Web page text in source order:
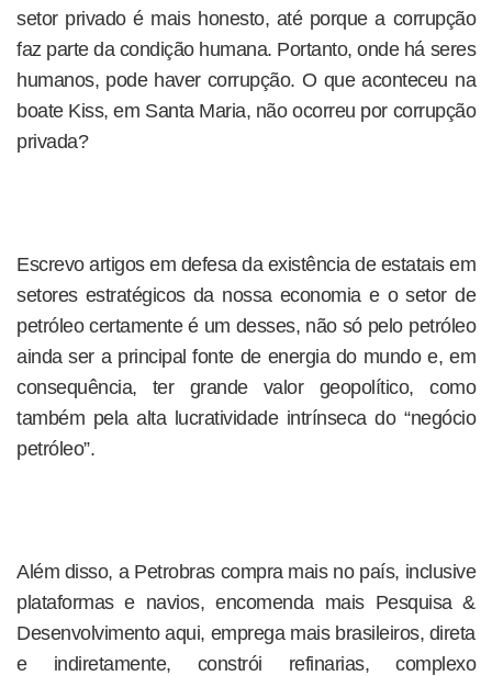
setor privado é mais honesto, até porque a corrupção
faz parte da condição humana. Portanto, onde há seres
humanos, pode haver corrupção. O que aconteceu na
boate Kiss, em Santa Maria, não ocorreu por corrupção
privada?
Escrevo artigos em defesa da existência de estatais em
setores estratégicos da nossa economia e o setor de
petróleo certamente é um desses, não só pelo petróleo
ainda ser a principal fonte de energia do mundo e, em
consequência, ter grande valor geopolítico, como
também pela alta lucratividade intrínseca do “negócio
petróleo”.
Além disso, a Petrobras compra mais no país, inclusive
plataformas e navios, encomenda mais Pesquisa &
Desenvolvimento aqui, emprega mais brasileiros, direta
e indiretamente, constrói refinarias, complexo